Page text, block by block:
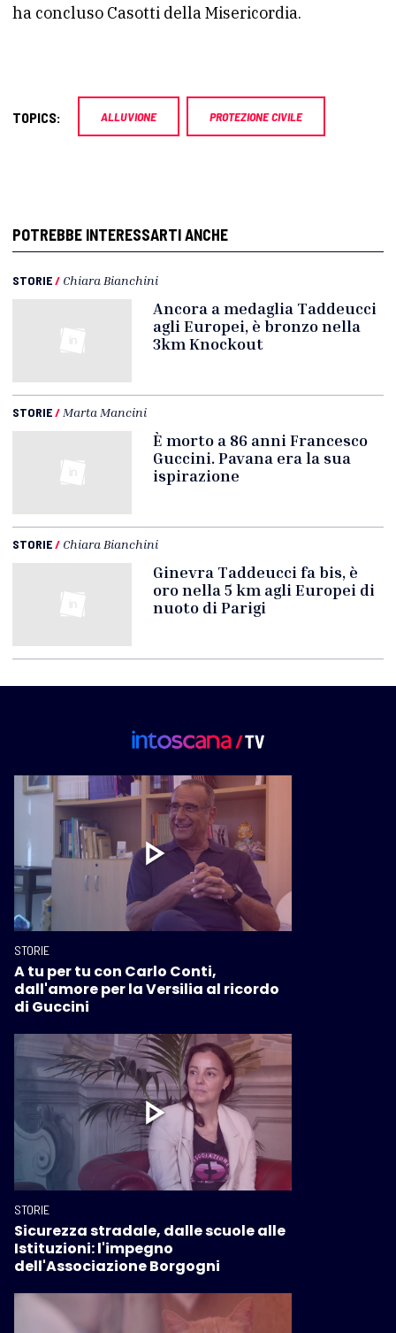
ha concluso Casotti della Misericordia.
TOPICS: ALLUVIONE PROTEZIONE CIVILE
POTREBBE INTERESSARTI ANCHE
STORIE/ Chiara Bianchini
Ancora a medaglia Taddeucci
agli Europei, è bronzo nella
3km Knockout
STORIE/ Marta Mancini
È morto a 86 anni Francesco
Guccini. Pavana era la sua
ispirazione
STORIE/ Chiara Bianchini
Ginevra Taddeucci fa bis, è
oro nella 5 km agli Europei di
nuoto di Parigi
STORIE
A tu per tu con Carlo Conti,
dall'amore per la Versilia al ricordo
di Guccini
STORIE
Sicurezza stradale, dalle scuole alle
Istituzioni: l'impegno
dell'Associazione Borgogni